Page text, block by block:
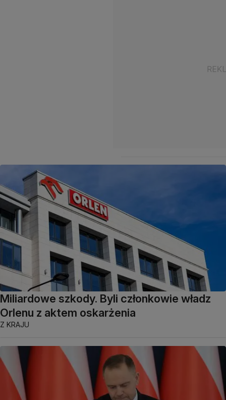
Miliardowe szkody. Byli członkowie władz
Orlenu z aktem oskarżenia
Z KRAJU